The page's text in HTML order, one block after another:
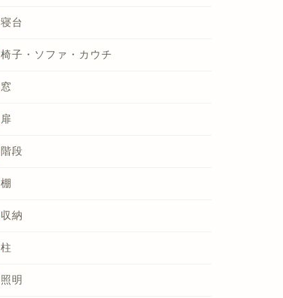
寝台
椅子・ソファ・カウチ
窓
扉
階段
棚
収納
柱
照明